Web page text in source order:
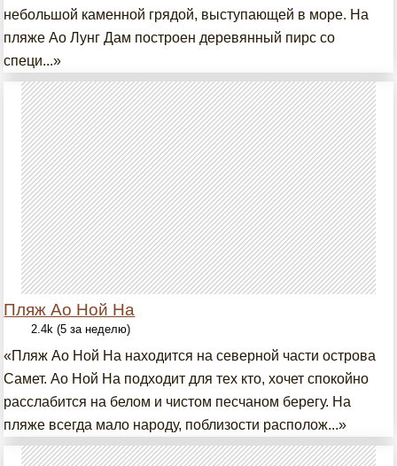
небольшой каменной грядой, выступающей в море. На
пляже Ао Лунг Дам построен деревянный пирс со
специ...»
Пляж Ао Ной На
2.4k (5 за неделю)
«Пляж Ао Ной На находится на северной части острова
Самет. Ао Ной На подходит для тех кто, хочет спокойно
расслабится на белом и чистом песчаном берегу. На
пляже всегда мало народу, поблизости располож...»